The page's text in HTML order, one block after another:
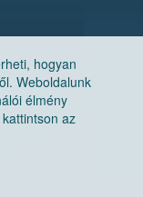
hogyan
Weboldalunk
élmény
az